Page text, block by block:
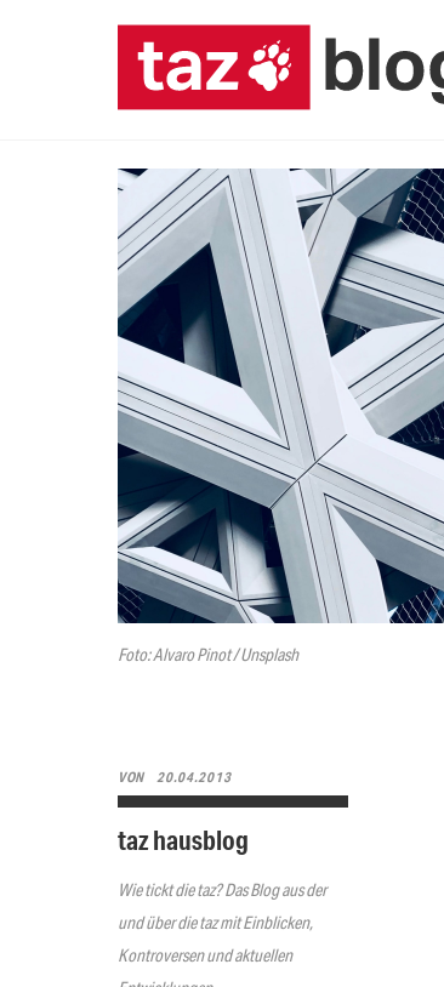
Foto: Alvaro Pinot / Unsplash
VON 20.04.2013
taz hausblog
Wie tickt die taz? Das Blog aus der
und über die taz mit Einblicken,
Kontroversen und aktuellen